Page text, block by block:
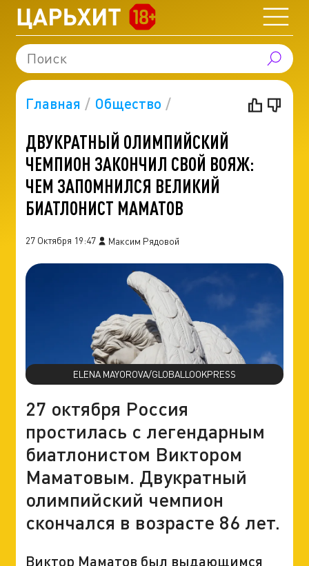
Главная Общество
ДВУКРАТНЫЙ ОЛИМПИЙСКИЙ
ЧЕМПИОН ЗАКОНЧИЛ СВОЙ ВОЯЖ:
ЧЕМ ЗАПОМНИЛСЯ ВЕЛИКИЙ
БИАТЛОНИСТ МАМАТОВ
27 Октября 19:47 Максим Рядовой
ELENA MAYOROVA/GLOBALLOOKPRESS
27 октября Россия
простилась с легендарным
биатлонистом Виктором
Маматовым. Двукратный
олимпийский чемпион
скончался в возрасте 86 лет.
Виктор Маматов был выдающимся